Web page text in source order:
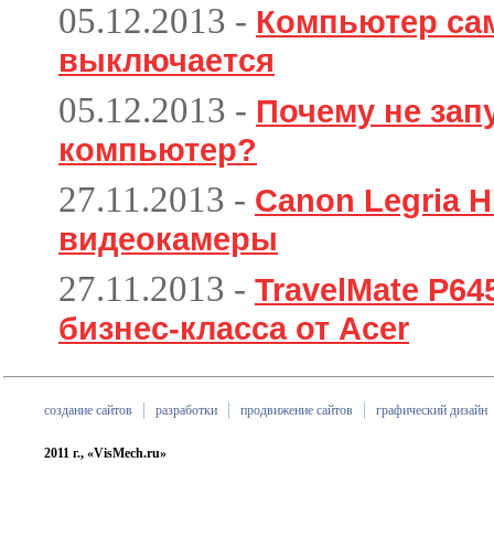
05.12.2013 - Компьютер
выключается
05.12.2013 - Почему не
компьютер?
27.11.2013 - Canon Legria
видеокамеры
27.11.2013 - TravelMate
бизнес-класса от Acer
создание сайтов разработки продвижение сайтов графический дизайн
2011 г., «VisMech.ru»